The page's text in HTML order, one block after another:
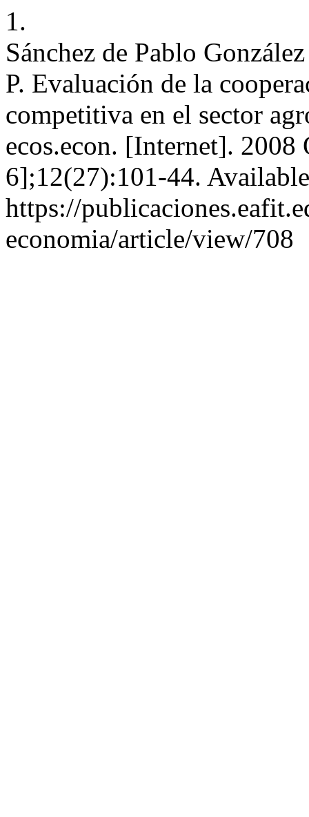
1.
Sánchez de Pablo
P. Evaluación de la
competitiva en el sector
ecos.econ. [Internet].
6];12(27):101-44.
https://
economia/article/view/708